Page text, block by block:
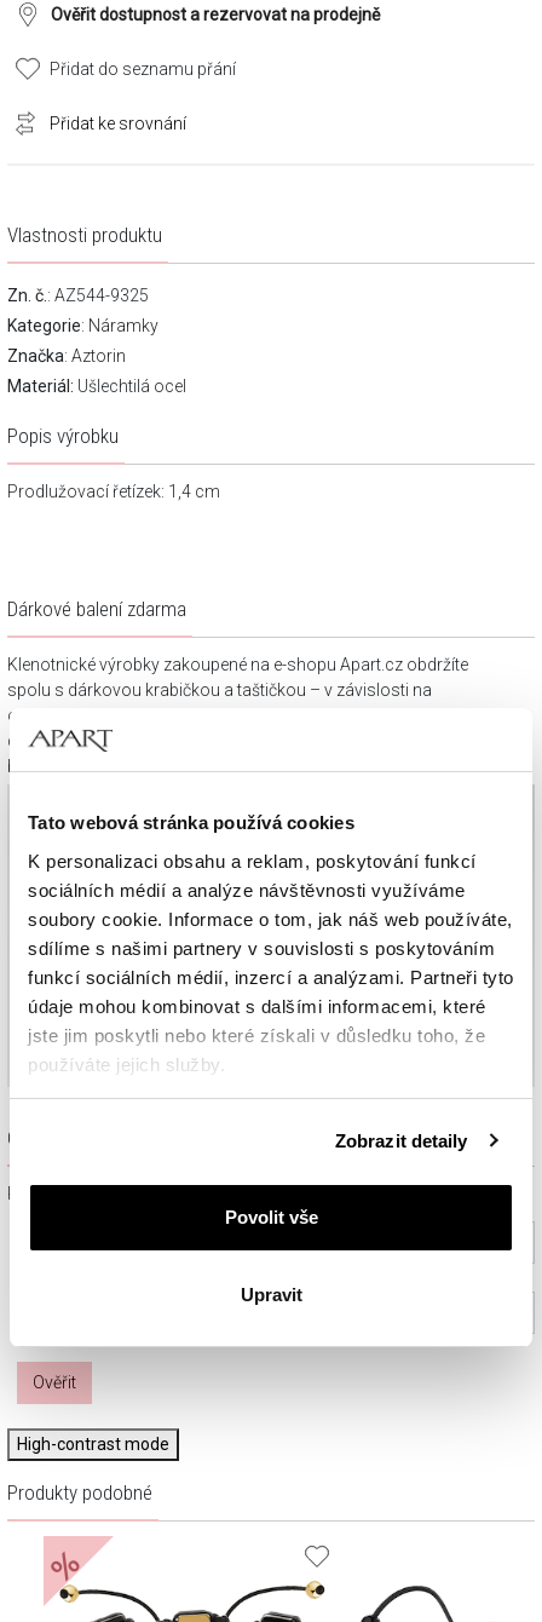
Tato webová stránka používá cookies
K personalizaci obsahu a reklam, poskytování funkcí
sociálních médií a analýze návštěvnosti využíváme
soubory cookie. Informace o tom, jak náš web používáte,
sdílíme s našimi partnery v souvislosti s poskytováním
funkcí sociálních médií, inzercí a analýzami. Partneři tyto
údaje mohou kombinovat s dalšími informacemi, které
jste jim poskytli nebo které získali v důsledku toho, že
používáte jejich služby.
Zásadách ochrany osobních údajů
Zobrazit detaily
Povolit vše
Upravit
Ověřit dostupnost a rezervovat na prodejně
Přidat do seznamu přání
Přidat ke srovnání
Vlastnosti produktu
Zn. č. : AZ544-9325
Kategorie: Náramky
Značka: Aztorin
Materiál: Ušlechtilá ocel
Popis výrobku
Prodlužovací řetízek: 1,4 cm
Dárkové balení zdarma
Klenotnické výrobky zakoupené na e-shopu Apart.cz obdržíte
spolu s dárkovou krabičkou a taštičkou – v závislosti na
objednaném sortimentu. Váš nákup se tak stane krásným
dárkem, který můžete bez dalších příprav věnovat svým
blízkým.
Ověřit dostupnost a rezervovat na prodejně
Prosím, vyberte ze seznamu město nebo konkrétní prodejnu
Ověřit
High-contrast mode
Produkty podobné
%